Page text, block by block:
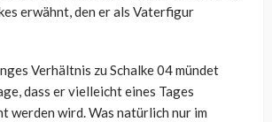
erwähnt, den er als Vaterfigur
Verhältnis zu Schalke 04 mündet
dass er vielleicht eines Tages
werden wird. Was natürlich nur im